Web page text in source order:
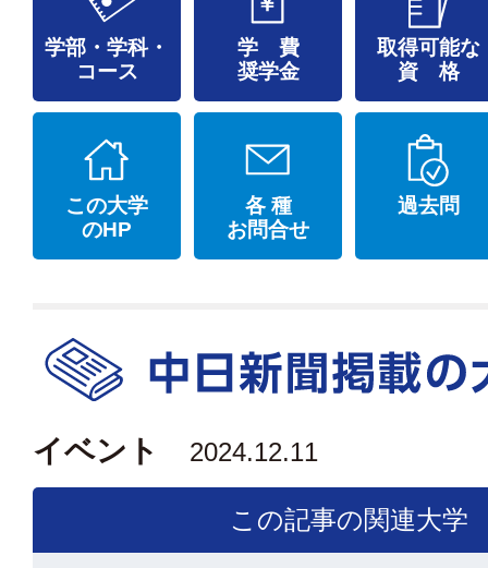
学部・学科・
コース
学 費
奨学金
取得可能な
資 格
この大学
のHP
各 種
お問合せ
過去問
イベント 2024.12.11
この記事の関連大学